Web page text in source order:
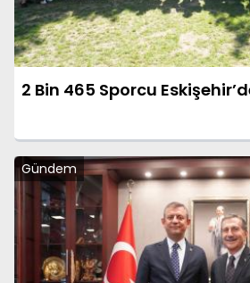
2 Bin 465 Sporcu
Gündem